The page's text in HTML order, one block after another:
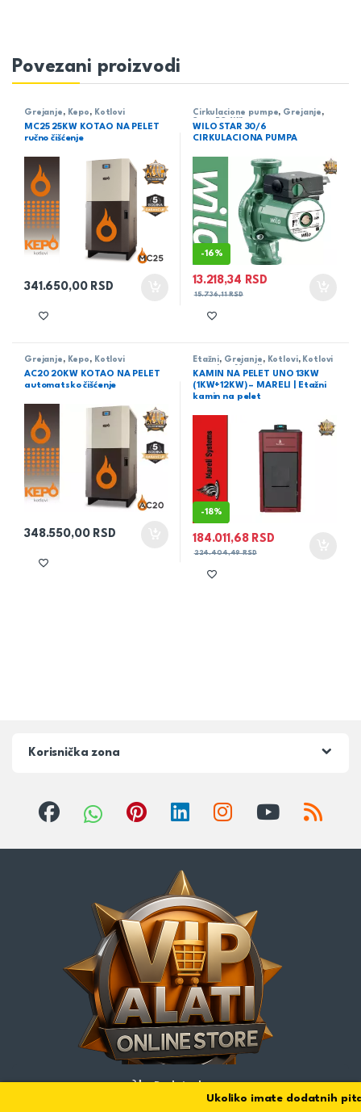
Dodaj u korpu
Povezani proizvodi
Grejanje , Kepo , Kotlovi
MC25 25KW KOTAO NA PELET
ručno čišćenje
341.650,00 RSD
Cirkulacione pumpe, Grejanje ,
WILO STAR 30/6
CIRKULACIONA PUMPA
-16%
13.218,34 RSD
15.736,11RSD
Grejanje , Kepo , Kotlovi
AC20 20KW KOTAO NA PELET
automatsko čišćenje
348.550,00 RSD
Etažni, Grejanje , Kotlovi, Kotlovi
KAMIN NA PELET UNO 13KW
(1KW+12KW) – MARELI | Etažni
kamin na pelet
-18%
184.011,68 RSD
224.404,49RSD
Korisnička zona
Ukoliko imate dodatnih